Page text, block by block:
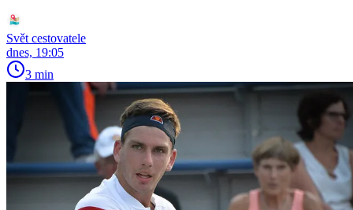
Svět cestovatele
dnes, 19:05
3 min